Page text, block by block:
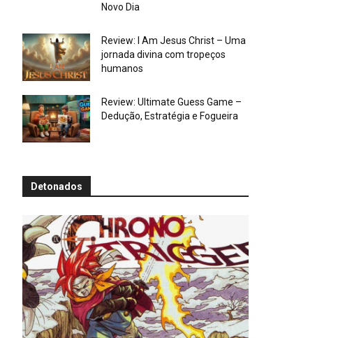
Novo Dia
Review: I Am Jesus Christ – Uma
jornada divina com tropeços
humanos
Review: Ultimate Guess Game –
Dedução, Estratégia e Fogueira
Detonados